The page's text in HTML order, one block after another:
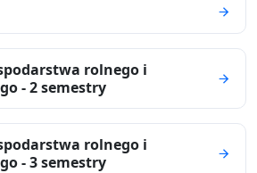
rolnego i
- 2 semestry
rolnego i
- 3 semestry